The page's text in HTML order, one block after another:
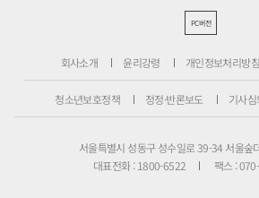
PC버전
회사소개 윤리강령 개인정보처리방침
청소년보호정책 정정·반론보도 기사
서울특별시 성동구 성수일로 39-34 서울숲
대표전화 : 1800-6522
팩스 :